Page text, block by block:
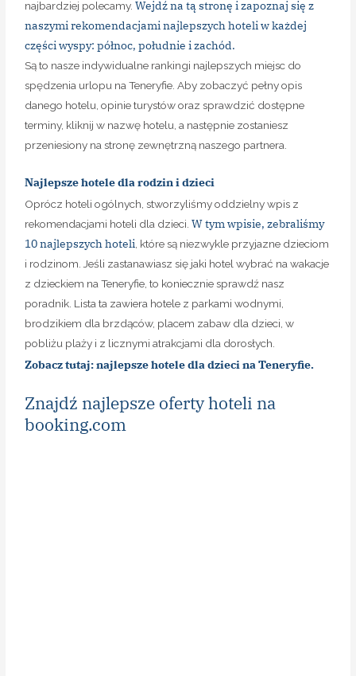
najbardziej polecamy.Wejdź na tą stronę i zapoznaj się z
naszymi rekomendacjami najlepszych hoteli w każdej
części wyspy: północ, południe i zachód.
Są to nasze indywidualne rankingi najlepszych miejsc do
spędzenia urlopu na Teneryfie. Aby zobaczyć pełny opis
danego hotelu, opinie turystów oraz sprawdzić dostępne
terminy, kliknij w nazwę hotelu, a następnie zostaniesz
przeniesiony na stronę zewnętrzną naszego partnera.
Najlepsze hotele dla rodzin i dzieci
Oprócz hoteli ogólnych, stworzyliśmy oddzielny wpis z
rekomendacjami hoteli dla dzieci.W tym wpisie, zebraliśmy
10 najlepszych hoteli , które są niezwykle przyjazne dzieciom
i rodzinom. Jeśli zastanawiasz się jaki hotel wybrać na wakacje
z dzieckiem na Teneryfie, to koniecznie sprawdź nasz
poradnik. Lista ta zawiera hotele z parkami wodnymi,
brodzikiem dla brzdąców, placem zabaw dla dzieci, w
pobliżu plaży i z licznymi atrakcjami dla dorosłych.
Zobacz tutaj: najlepsze hotele dla dzieci na Teneryfie.
Znajdź najlepsze oferty hoteli na
booking.com